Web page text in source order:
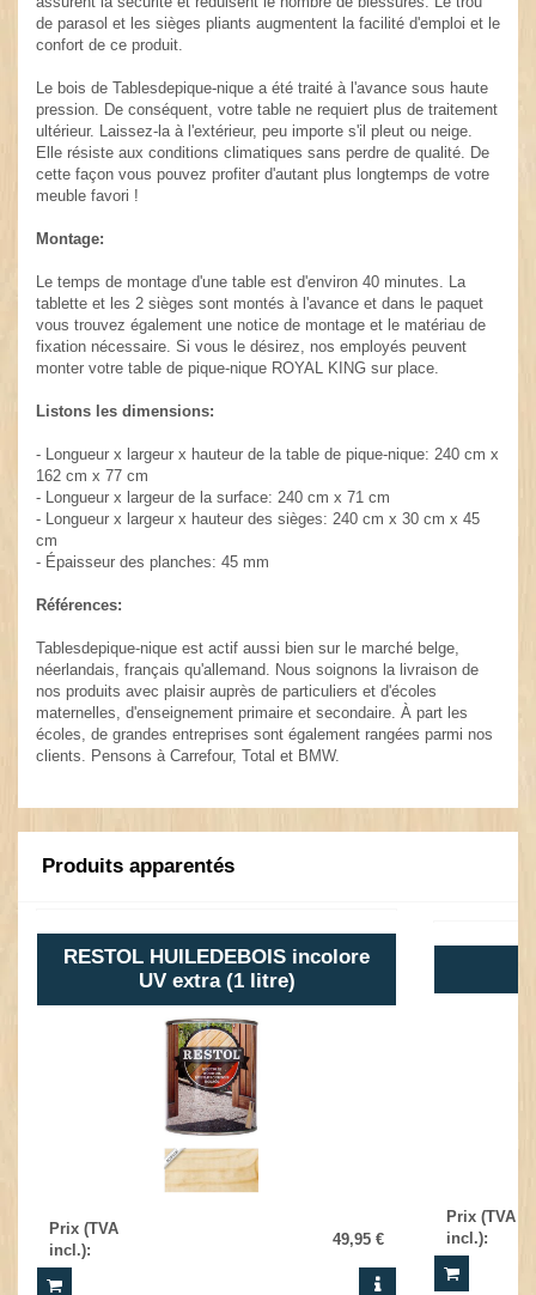
de parasol et les sièges pliants augmentent la facilité d'emploi et le
confort de ce produit.
Le bois de Tablesdepique-nique a été traité à l'avance sous haute
pression. De conséquent, votre table ne requiert plus de traitement
ultérieur. Laissez-la à l'extérieur, peu importe s'il pleut ou neige.
Elle résiste aux conditions climatiques sans perdre de qualité. De
cette façon vous pouvez profiter d'autant plus longtemps de votre
meuble favori !
Montage:
Le temps de montage d'une table est d'environ 40 minutes. La
tablette et les 2 sièges sont montés à l'avance et dans le paquet
vous trouvez également une notice de montage et le matériau de
fixation nécessaire. Si vous le désirez, nos employés peuvent
monter votre table de pique-nique ROYAL KING sur place.
Listons les dimensions:
- Longueur x largeur x hauteur de la table de pique-nique: 240 cm x
162 cm x 77 cm
- Longueur x largeur de la surface: 240 cm x 71 cm
- Longueur x largeur x hauteur des sièges: 240 cm x 30 cm x 45
cm
- Épaisseur des planches: 45 mm
Références:
Tablesdepique-nique est actif aussi bien sur le marché belge,
néerlandais, français qu'allemand. Nous soignons la livraison de
nos produits avec plaisir auprès de particuliers et d'écoles
maternelles, d'enseignement primaire et secondaire. À part les
écoles, de grandes entreprises sont également rangées parmi nos
clients. Pensons à Carrefour, Total et BMW.
Produits apparentés
RESTOL HUILEDEBOIS incolore
UV extra (1 litre)
Prix (TVA
incl.):
49,95 €
Prix (TVA
incl.):